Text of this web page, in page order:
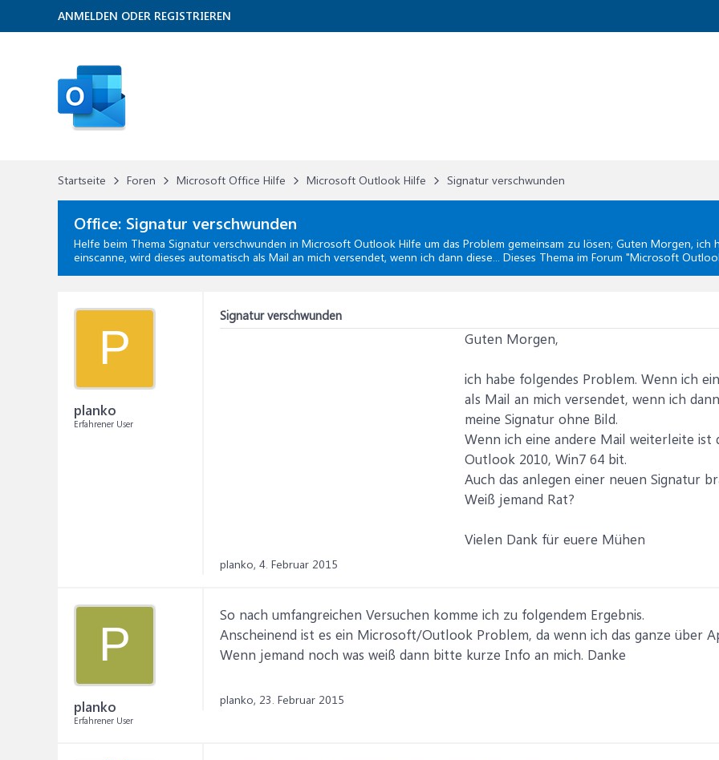
Startseite Foren Microsoft Office Hilfe Microsoft Outlook Hilfe Signatur verschwunden
Office: Signatur verschwunden
Helfe beim Thema Signatur verschwunden in Microsoft Outlook Hilfe um das Problem gemeinsam zu lösen; Guten Morgen,
einscanne, wird dieses automatisch als Mail an mich versendet, wenn ich dann diese... Dieses Thema im Forum "Microsoft
P
planko
Erfahrener User
Signatur verschwunden
Guten Morgen,
ich habe folgendes Problem. Wenn ich
als Mail an mich versendet, wenn ich
meine Signatur ohne Bild.
Wenn ich eine andere Mail weiterleite ist
Outlook 2010, Win7 64 bit.
Auch das anlegen einer neuen Signatur
Weiß jemand Rat?
Vielen Dank für euere Mühen
planko, 4. Februar 2015
P
planko
Erfahrener User
So nach umfangreichen Versuchen komme ich zu folgendem Ergebnis.
Anscheinend ist es ein Microsoft/Outlook Problem, da wenn ich das ganze über
Wenn jemand noch was weiß dann bitte kurze Info an mich. Danke
planko, 23. Februar 2015
ANMELDEN ODER REGISTRIEREN